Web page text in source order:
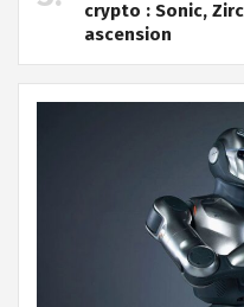
crypto : Sonic,
ascension